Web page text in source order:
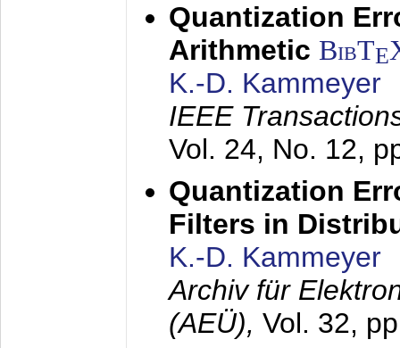
Quantization
Arithmetic BibTE
K.-D. Kammeyer
IEEE
Vol. 24, No. 12,
Quantization
Filters in
K.-D. Kammeyer
Archiv für
(AEÜ), Vol. 32,